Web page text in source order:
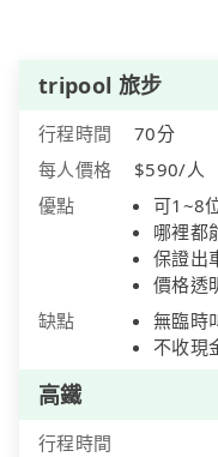
tripool 旅步
行程時間
70分
每人價格
$590/人
優點
可1~8
哪裡都
保證出
價格透
缺點
無臨時
不收現
高鐵
行程時間